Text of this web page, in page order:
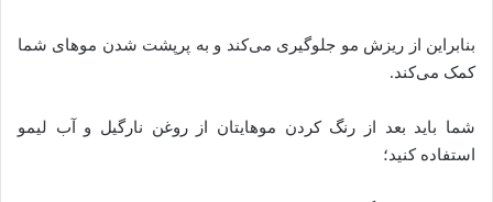
بنابراین از ریزش مو جلوگیری می‌کند و به پرپشت شدن مو‌های شما
کمک می‌کند.
شما باید بعد از رنگ کردن موهایتان از روغن نارگیل و آب لیمو
استفاده کنید؛